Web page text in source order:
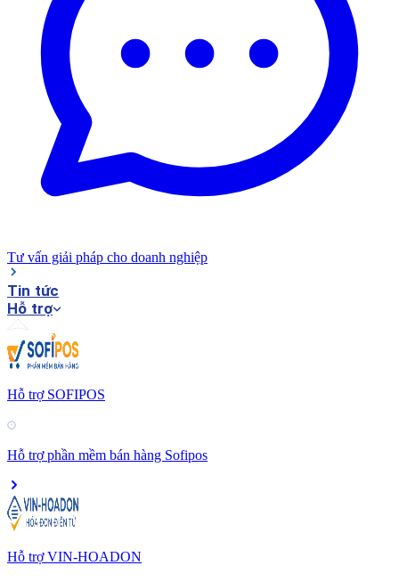
Tư vấn giải pháp cho doanh nghiệp
Tin tức
Hỗ trợ
Hỗ trợ SOFIPOS
Hỗ trợ phần mềm bán hàng Sofipos
Hỗ trợ VIN-HOADON